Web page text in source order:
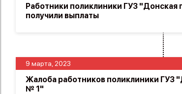
9 марта, 2023
Жалоба работников поликлиники ГУЗ
№ 1"
Работники поликлиники ГУЗ "Донская
получили выплаты